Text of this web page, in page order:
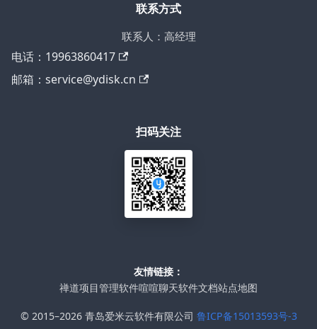
联系方式
联系人：高经理
电话：19963860417
邮箱：service@ydisk.cn
扫码关注
友情链接：
禅道项目管理软件喧喧聊天软件文档站点地图
© 2015–2026 青岛爱米云软件有限公司 鲁ICP备15013593号-3